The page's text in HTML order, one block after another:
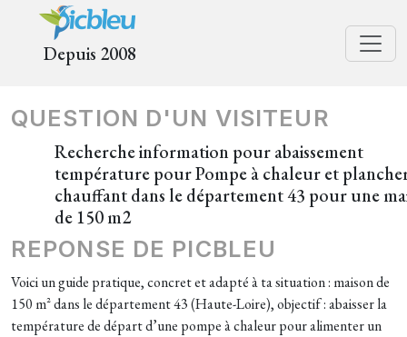
Depuis 2008
QUESTION D'UN VISITEUR
Recherche information pour abaissement
température pour Pompe à chaleur et
chauffant dans le département 43 pour une
de 150 m2
REPONSE DE PICBLEU
Voici un guide pratique, concret et adapté à ta situation : maison de
150 m² dans le département 43 (Haute-Loire), objectif : abaisser la
température de départ d’une pompe à chaleur pour alimenter un